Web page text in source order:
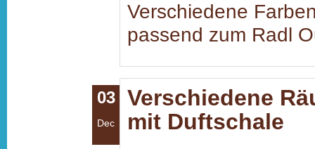
Verschiedene
passend zum Radl
03
Dec
Verschiedene
mit Duftschale